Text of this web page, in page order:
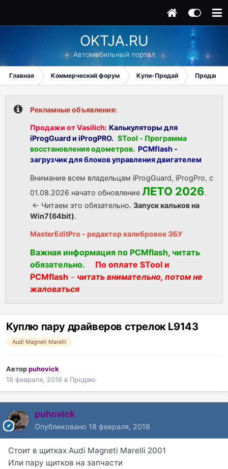
OKTJA.RU
Автомобильный портал
Главная Коммерческий форум Купи-Продай Продаю
Рекламные объявления:
Продажи от Vasilich: Калькуляторы для
iProgGuard и iProgPRO. STool - Программа
восстановления одометров. PCMflash -
загрузчик для блоков управления двигателем
Внимание всем владельцам iProgGuard, iProgPro, с
01.08.2026 начато обновление ЛЕТО 2026.
<- Читаем это обязательно. Запуск кальков на
Win7(64bit).
MasterEditPro - редактор калибровок ЭБУ
Важная информация по PCMflash, читать
обязательно.
По оплате STool и
PCMflash - читать внимательно, потом не
жаловаться
Куплю пару драйверов стрелок L9143
Audi Magneti Marelli
Авторpuhovick
18 февраля, 2016 в Продаю
puhovick
Опубликовано 18 февраля, 2016
Стоит в щитках Audi Magneti Marelli 2001
Или пару щитков на запчасти